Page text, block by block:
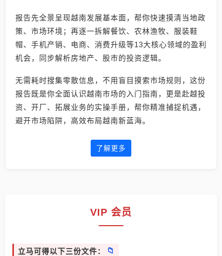
报告先全景呈现越南发展基本面，帮你快速摸清当地政
策、市场环境；再逐一拆解餐饮、农林渔牧、服装鞋
帽、手机产销、电商、消费升级等13大核心领域的盈利
机会，同步解析房地产、股市的投资逻辑。
无需耗时搜集零散信息，不用盲目摸索市场规则，这份
报告既是你全面认识越南市场的入门指南，更是赴越投
资、开厂、拓展业务的实操手册，帮你精准捕捉机遇，
避开市场陷阱，高效布局越南新蓝海。
了解更多
VIP 会员
立马可得以下三份文件：